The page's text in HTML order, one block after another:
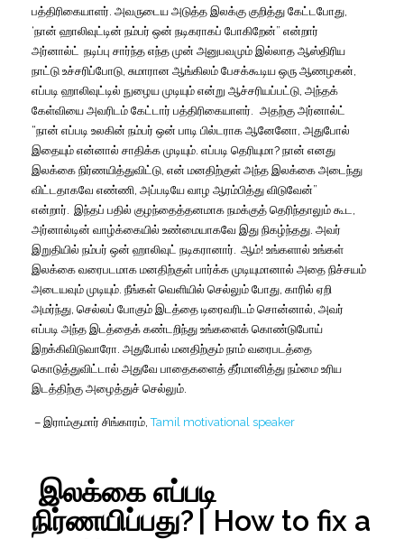
பத்திரிகையாளர். அவருடைய அடுத்த இலக்கு குறித்து கேட்டபோது,
‘நான் ஹாலிவுட்டின் நம்பர் ஒன் நடிகராகப் போகிறேன்” என்றார்
அர்னால்ட் நடிப்பு சார்ந்த எந்த முன் அனுபவமும் இல்லாத ஆஸ்திரிய
நாட்டு உச்சரிப்போடு, சுமாரான ஆங்கிலம் பேசக்கூடிய ஒரு ஆணழகன்,
எப்படி ஹாலிவுட்டில் நுழைய முடியும் என்று ஆச்சரியப்பட்டு, அந்தக்
கேள்வியை அவரிடம் கேட்டார் பத்திரிகையாளர். அதற்கு அர்னால்ட்
“நான் எப்படி உலகின் நம்பர் ஒன் பாடி பில்டராக ஆனேனோ, அதுபோல்
இதையும் என்னால் சாதிக்க முடியும். எப்படி தெரியுமா? நான் எனது
இலக்கை நிர்ணயித்துவிட்டு, என் மனதிற்குள் அந்த இலக்கை அடைந்து
விட்டதாகவே எண்ணி, அப்படியே வாழ ஆரம்பித்து விடுவேன்”
என்றார். இந்தப் பதில் குழந்தைத்தனமாக நமக்குத் தெரிந்தாலும் கூட,
அர்னால்டின் வாழ்க்கையில் உண்மையாகவே இது நிகழ்ந்தது. அவர்
இறுதியில் நம்பர் ஒன் ஹாலிவுட் நடிகரானார். ஆம்! உங்களால் உங்கள்
இலக்கை வரைபடமாக மனதிற்குள் பார்க்க முடியுமானால் அதை நிச்சயம்
அடையவும் முடியும். நீங்கள் வெளியில் செல்லும் போது, காரில் ஏறி
அமர்ந்து, செல்லப் போகும் இடத்தை டிரைவரிடம் சொன்னால், அவர்
எப்படி அந்த இடத்தைக் கண்டறிந்து உங்களைக் கொண்டுபோய்
இறக்கிவிடுவாரோ. அதுபோல் மனதிற்கும் நாம் வரைபடத்தை
கொடுத்துவிட்டால் அதுவே பாதைகளைத் தீர்மானித்து நம்மை உரிய
இடத்திற்கு அழைத்துச் செல்லும்.
– இராம்குமார் சிங்காரம்,Tamil motivational speaker
இலக்கை எப்படி
நிர்ணயிப்பது? | How to fix a